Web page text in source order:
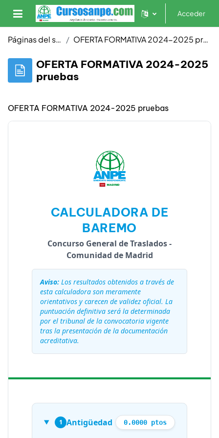
Salta al contenido principal
Panel lateral
Acceder
Páginas del sitio OFERTA FORMATIVA 2024-2025 pruebas
OFERTA FORMATIVA 2024-2025
pruebas
OFERTA FORMATIVA 2024-2025 pruebas
CALCULADORA DE
BAREMO
Concurso General de Traslados -
Comunidad de Madrid
Aviso: Los resultados obtenidos a través de
esta calculadora son meramente
orientativos y carecen de validez oficial. La
puntuación definitiva será la determinada
por el tribunal de la convocatoria vigente
tras la presentación de la documentación
acreditativa.
1 Antigüedad 0.0000 ptos